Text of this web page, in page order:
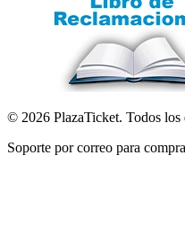
© 2026 PlazaTicket. Todos los
Soporte por correo para